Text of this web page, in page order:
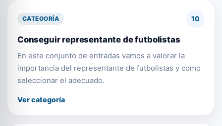
CATEGORÍA 10
Conseguir representante de futbolistas
En este conjunto de entradas vamos a valorar la
importancia del representante de futbolistas y como
seleccionar el adecuado.
Ver categoría